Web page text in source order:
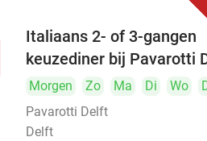
Italiaans 2- of 3-gangen
keuzediner bij Pavarotti
Morgen Zo Ma Di Wo
Pavarotti Delft
Delft